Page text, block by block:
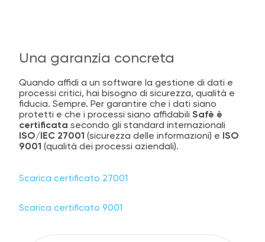
Una garanzia concreta
Quando affidi a un software la gestione di dati e
processi critici, hai bisogno di sicurezza, qualità e
fiducia. Sempre. Per garantire che i dati siano
protetti e che i processi siano affidabiliSafè è
certificata secondo gli standard internazionali
ISO/IEC 27001 (sicurezza delle informazioni) e ISO
9001 (qualità dei processi aziendali).
Scarica certificato 27001
Scarica certificato 9001